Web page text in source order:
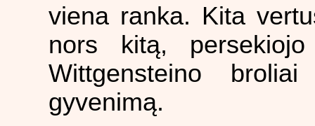
viena ranka. Kita
nors kitą,
Wittgensteino
gyvenimą.